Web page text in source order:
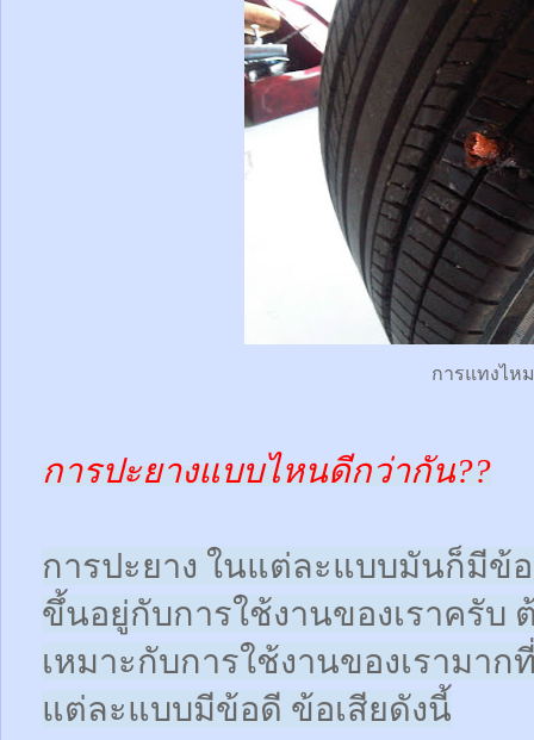
การแทงไหม
การปะยางแบบไหนดีกว่ากัน??
การปะยาง ในแต่ละแบบมันก็มีข้
ขึ้นอยู่กับการใช้งานของเราครับ
เหมาะกับการใช้งานของเรามา
แต่ละแบบมีข้อดี ข้อเสียดังนี้